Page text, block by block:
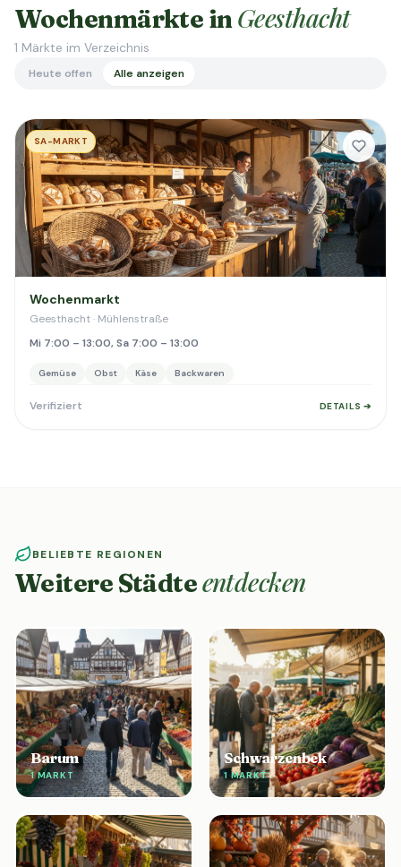
Wochenmärkte inGeesthacht
1 Märkte im Verzeichnis
Heute offen Alle anzeigen
SA-MARKT
Wochenmarkt
Geesthacht · Mühlenstraße
Mi 7:00 – 13:00, Sa 7:00 – 13:00
Gemüse Obst Käse Backwaren
Verifiziert DETAILS ➔
BELIEBTE REGIONEN
Weitere Städteentdecken
Barum
1 MARKT
Schwarzenbek
1 MARKT